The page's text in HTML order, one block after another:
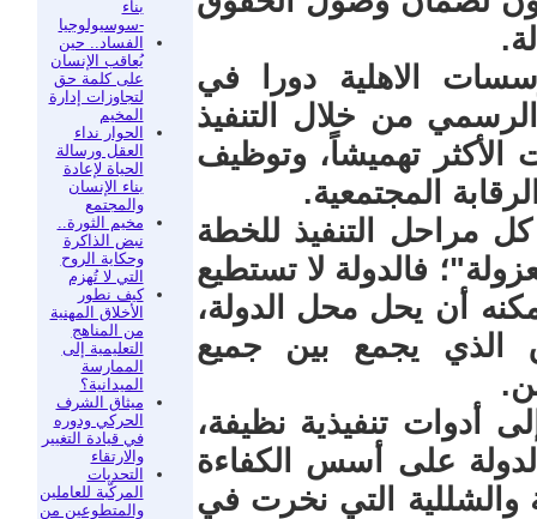
بناء
-سوسيولوجيا
الفساد.. حين
يُعاقب الإنسان
على كلمة حق
لتجاوزات إدارة
المخيم
الحوار نداء
العقل ورسالة
الحياة لإعادة
بناء الإنسان
والمجتمع
مخيم الثورة..
نبض الذاكرة
وحكاية الروح
التي لا تُهزم
كيف نطور
الأخلاق المهنية
من المناهج
التعليمية إلى
الممارسة
الميدانية؟
ميثاق الشرف
الحركي ودوره
في قيادة التغيير
والارتقاء
التحديات
المركّبة للعاملين
والمتطوعين من
الاهلية دورا في
من خلال التنفيذ
الأكثر تهميشاً، وتوظيف
المجتمعية.
مراحل التنفيذ للخطة
فالدولة لا تستطيع
أن يحل محل الدولة،
الذي يجمع بين جميع
أدوات تنفيذية نظيفة،
على أسس الكفاءة
والشللية التي نخرت في